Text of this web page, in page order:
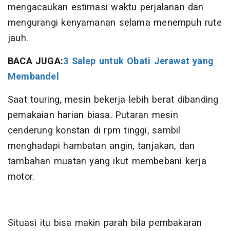
mengacaukan estimasi waktu perjalanan dan
mengurangi kenyamanan selama menempuh rute
jauh.
BACA JUGA:3 Salep untuk Obati Jerawat yang
Membandel
Saat touring, mesin bekerja lebih berat dibanding
pemakaian harian biasa. Putaran mesin
cenderung konstan di rpm tinggi, sambil
menghadapi hambatan angin, tanjakan, dan
tambahan muatan yang ikut membebani kerja
motor.
Situasi itu bisa makin parah bila pembakaran